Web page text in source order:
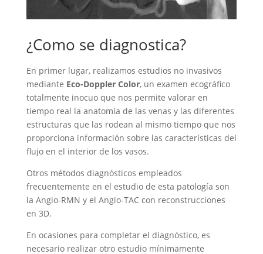
¿Como se diagnostica?
En primer lugar, realizamos estudios no invasivos
mediante Eco-Doppler Color, un examen ecográfico
totalmente inocuo que nos permite valorar en
tiempo real la anatomía de las venas y las diferentes
estructuras que las rodean al mismo tiempo que nos
proporciona información sobre las características del
flujo en el interior de los vasos.
Otros métodos diagnósticos empleados
frecuentemente en el estudio de esta patología son
la Angio-RMN y el Angio-TAC con reconstrucciones
en 3D.
En ocasiones para completar el diagnóstico, es
necesario realizar otro estudio mínimamente